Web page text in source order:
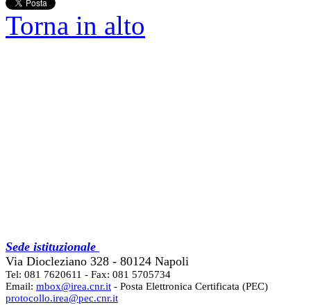
Torna in alto
Sede istituzionale
Via Diocleziano 328 - 80124 Napoli
Tel: 081 7620611 - Fax: 081 5705734
Email: mbox@irea.cnr.it - Posta Elettronica Certificata (PEC)
protocollo.irea@pec.cnr.it